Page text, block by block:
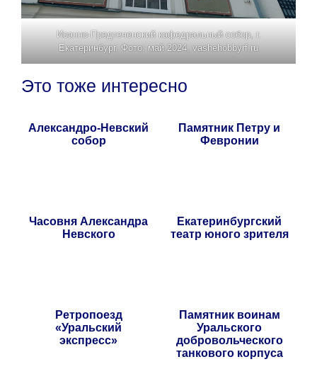
Иоанно-Предтеченский кафедральный собор, г.
Екатеринбург. Фото: май 2024, vashehobbyrf.ru
Это тоже интересно
Александро-Невский
собор
Памятник Петру и
Февронии
Часовня Александра
Невского
Екатеринбургский
театр юного зрителя
Ретропоезд
«Уральский
экспресс»
Памятник воинам
Уральского
добровольческого
танкового корпуса